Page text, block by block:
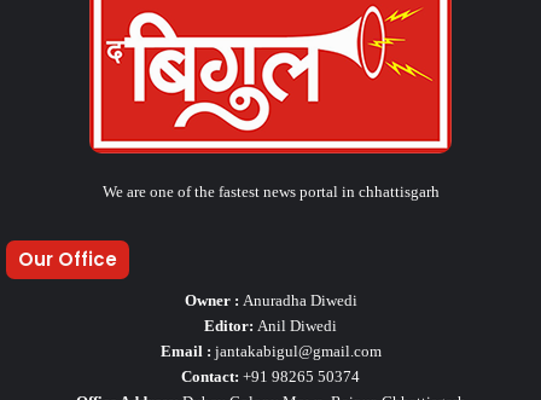
We are one of the fastest news portal in chhattisgarh
Our Office
Owner : Anuradha Diwedi
Editor: Anil Diwedi
Email : jantakabigul@gmail.com
Contact: +91 98265 50374